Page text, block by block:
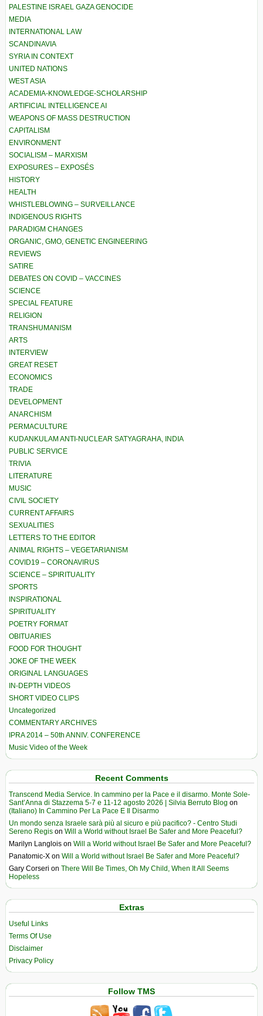
PALESTINE ISRAEL GAZA GENOCIDE
MEDIA
INTERNATIONAL LAW
SCANDINAVIA
SYRIA IN CONTEXT
UNITED NATIONS
WEST ASIA
ACADEMIA-KNOWLEDGE-SCHOLARSHIP
ARTIFICIAL INTELLIGENCE AI
WEAPONS OF MASS DESTRUCTION
CAPITALISM
ENVIRONMENT
SOCIALISM – MARXISM
EXPOSURES – EXPOSÉS
HISTORY
HEALTH
WHISTLEBLOWING – SURVEILLANCE
INDIGENOUS RIGHTS
PARADIGM CHANGES
ORGANIC, GMO, GENETIC ENGINEERING
REVIEWS
SATIRE
DEBATES ON COVID – VACCINES
SCIENCE
SPECIAL FEATURE
RELIGION
TRANSHUMANISM
ARTS
INTERVIEW
GREAT RESET
ECONOMICS
TRADE
DEVELOPMENT
ANARCHISM
PERMACULTURE
KUDANKULAM ANTI-NUCLEAR SATYAGRAHA, INDIA
PUBLIC SERVICE
TRIVIA
LITERATURE
MUSIC
CIVIL SOCIETY
CURRENT AFFAIRS
SEXUALITIES
LETTERS TO THE EDITOR
ANIMAL RIGHTS – VEGETARIANISM
COVID19 – CORONAVIRUS
SCIENCE – SPIRITUALITY
SPORTS
INSPIRATIONAL
SPIRITUALITY
POETRY FORMAT
OBITUARIES
FOOD FOR THOUGHT
JOKE OF THE WEEK
ORIGINAL LANGUAGES
IN-DEPTH VIDEOS
SHORT VIDEO CLIPS
Uncategorized
COMMENTARY ARCHIVES
IPRA 2014 – 50th ANNIV. CONFERENCE
Music Video of the Week
Recent Comments
Transcend Media Service. In cammino per la Pace e il disarmo. Monte Sole-
Sant’Anna di Stazzema 5-7 e 11-12 agosto 2026 | Silvia Berruto Blog on
(Italiano) In Cammino Per La Pace E Il Disarmo
Un mondo senza Israele sarà più al sicuro e più pacifico? - Centro Studi
Sereno Regis on Will a World without Israel Be Safer and More Peaceful?
Marilyn Langlois on Will a World without Israel Be Safer and More Peaceful?
Panatomic-X on Will a World without Israel Be Safer and More Peaceful?
Gary Corseri on There Will Be Times, Oh My Child, When It All Seems
Hopeless
Extras
Useful Links
Terms Of Use
Disclaimer
Privacy Policy
Follow TMS